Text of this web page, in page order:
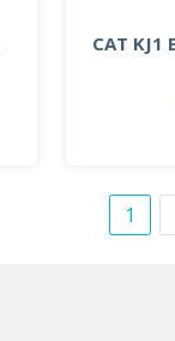
CAT KJ1
1